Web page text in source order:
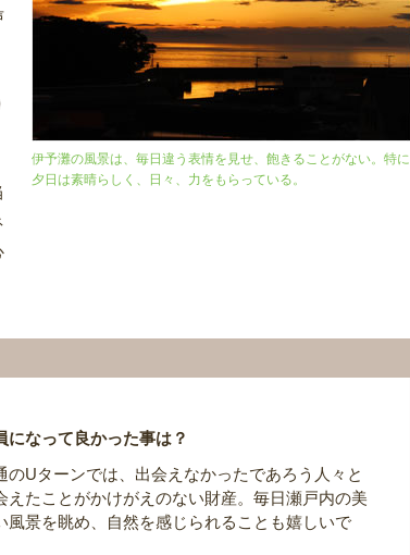
伊予灘の風景は、毎日違う表情を見せ、飽きることがない。特に
夕日は素晴らしく、日々、力をもらっている。
になって良かった事は？
のUターンでは、出会えなかったであろう人々と
えたことがかけがえのない財産。毎日瀬戸内の美
風景を眺め、自然を感じられることも嬉しいで